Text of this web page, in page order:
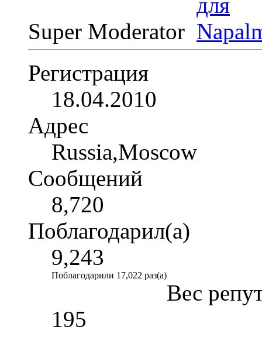
Super Moderator
Регистрация
18.04.2010
Адрес
Russia,Moscow
Сообщений
8,720
Поблагодарил(а)
9,243
Поблагодарили 17,022 раз(а)
Вес
195